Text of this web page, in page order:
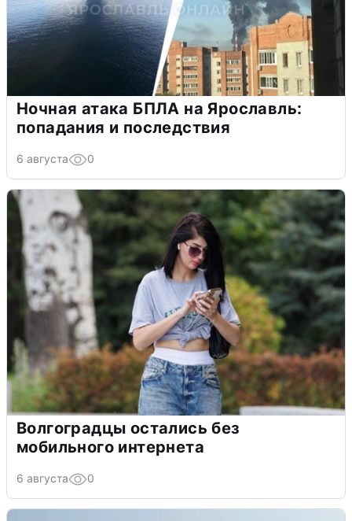
Ночная атака БПЛА на Ярославль:
попадания и последствия
6 августа 0
Волгоградцы остались без
мобильного интернета
6 августа 0